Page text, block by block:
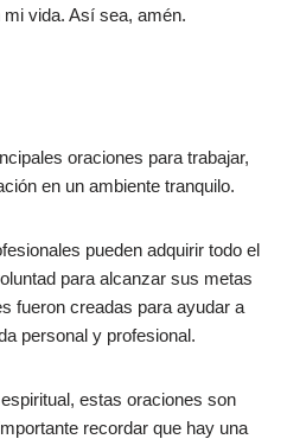
vida. Así sea, amén.
oraciones para trabajar,
en un ambiente tranquilo.
pueden adquirir todo el
para alcanzar sus metas
fueron creadas para ayudar a
personal y profesional.
estas oraciones son
recordar que hay una